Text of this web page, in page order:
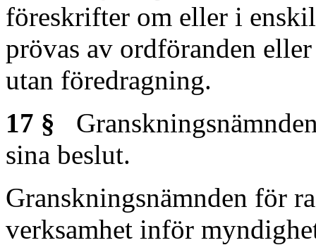
föreskrifter om eller i
prövas av ordföranden
utan föredragning.
17 §
sina beslut.
Granskningsnämnden för
verksamhet inför